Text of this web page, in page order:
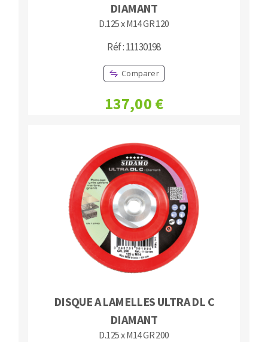
DIAMANT
D.125 x M14 GR 120
Réf : 11130198
Comparer
137,00 €
DISQUE A LAMELLES ULTRA DL C
DIAMANT
D.125 x M14 GR 200